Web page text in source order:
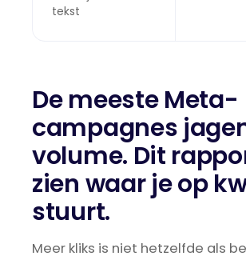
tekst
De meeste Meta-
campagnes
volume. Dit
zien waar je op
stuurt.
Meer kliks is niet hetzelfde als